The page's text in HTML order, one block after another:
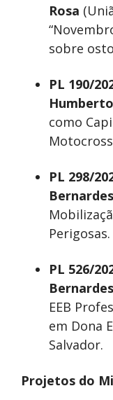
Rosa
sobre
PL 190/
Humberto
como
PL 298/
Bernardes
Perigosas.
PL 526/
Bernardes
EEB
em Dona
Salvador.
Projetos do